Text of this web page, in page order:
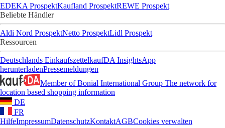
EDEKA ProspektKaufland ProspektREWE Prospekt
Beliebte Händler
Aldi Nord ProspektNetto ProspektLidl Prospekt
Ressourcen
Deutschlands EinkaufszettelkaufDA InsightsApp
herunterladenPressemeldungen
Member of Bonial International Group The network for
location based shopping information
DE
FR
HilfeImpressumDatenschutzKontaktAGBCookies verwalten